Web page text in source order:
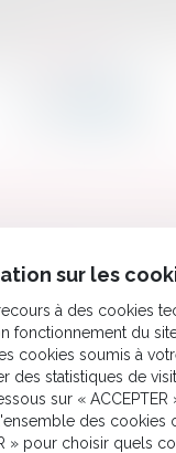
ou complétées, à
(JAF), à la
du curateur d’un
de la mesure de
publique peut être
définition et
sur les
à des cookies
fonctionnement du
cookies soumis à
des statistiques de
sur «
des cookies
» pour choisir quels